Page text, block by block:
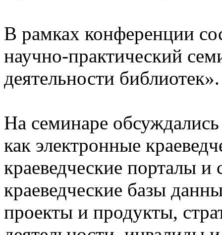
В рамках конференции
научно-практический
деятельности библиотек».
На семинаре
как электронные
краеведческие порталы
краеведческие базы
проекты и продукты,